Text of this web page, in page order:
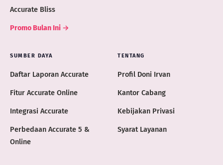
Accurate Bliss
Promo Bulan Ini →
SUMBER DAYA
Daftar Laporan Accurate
Fitur Accurate Online
Integrasi Accurate
Perbedaan Accurate 5 &
Online
TENTANG
Profil Doni Irvan
Kantor Cabang
Kebijakan Privasi
Syarat Layanan